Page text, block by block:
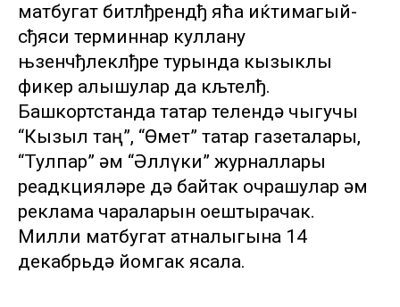
матбугат битлђрендђ яћа иќтимагый-
сђяси терминнар куллану
њзенчђлеклђре турында кызыклы
фикер алышулар да кљтелђ.
Башкортстанда татар телендә чыгучы
“Кызыл таң”, “Өмет” татар газеталары,
“Тулпар” һәм “Әллүки” журналлары
реадкцияләре дә байтак очрашулар һәм
реклама чараларын оештырачак.
Милли матбугат атналыгына 14
декабрьдә йомгак ясала.